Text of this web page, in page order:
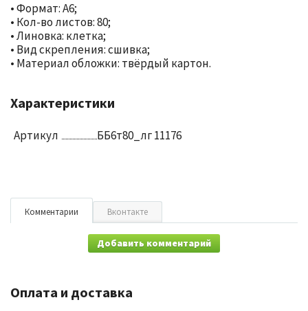
• Формат: А6;
• Кол-во листов: 80;
• Линовка: клетка;
• Вид скрепления: сшивка;
• Материал обложки: твёрдый картон.
Характеристики
Артикул ББ6т80_лг 11176
Комментарии Вконтакте
Добавить комментарий
Оплата и доставка